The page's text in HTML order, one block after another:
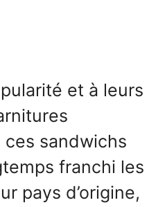
et à leurs
sandwichs
franchi les
pays d’origine,